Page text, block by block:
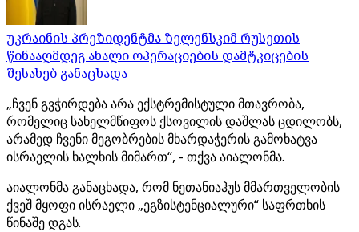
უკრაინის პრეზიდენტმა ზელენსკიმ რუსეთის
წინააღმდეგ ახალი ოპერაციების დამტკიცების
შესახებ განაცხადა
„ჩვენ გვჭირდება არა ექსტრემისტული მთავრობა,
რომელიც სახელმწიფოს ქსოვილის დაშლას ცდილობს,
არამედ ჩვენი მეგობრების მხარდაჭერის გამოხატვა
ისრაელის ხალხის მიმართ“, - თქვა აიალონმა.
აიალონმა განაცხადა, რომ ნეთანიაჰუს მმართველობის
ქვეშ მყოფი ისრაელი „ეგზისტენციალური“ საფრთხის
წინაშე დგას.